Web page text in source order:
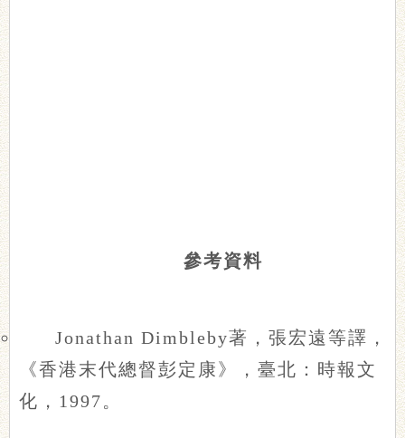
參考資料
Jonathan Dimbleby著，張宏遠等譯，
《香港末代總督彭定康》，臺北：時報文
化，1997。